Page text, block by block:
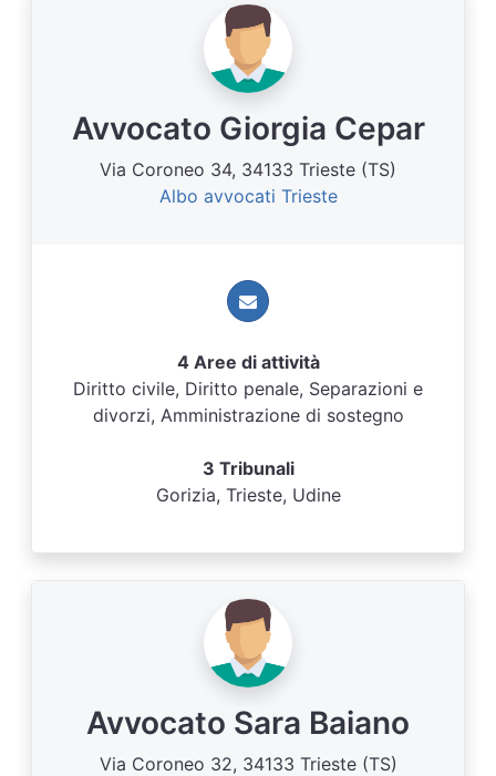
Avvocato Giorgia Cepar
Via Coroneo 34, 34133 Trieste (TS)
Albo avvocati Trieste
4 Aree di attività
Diritto civile, Diritto penale, Separazioni e
divorzi, Amministrazione di sostegno
3 Tribunali
Gorizia, Trieste, Udine
Avvocato Sara Baiano
Via Coroneo 32, 34133 Trieste (TS)